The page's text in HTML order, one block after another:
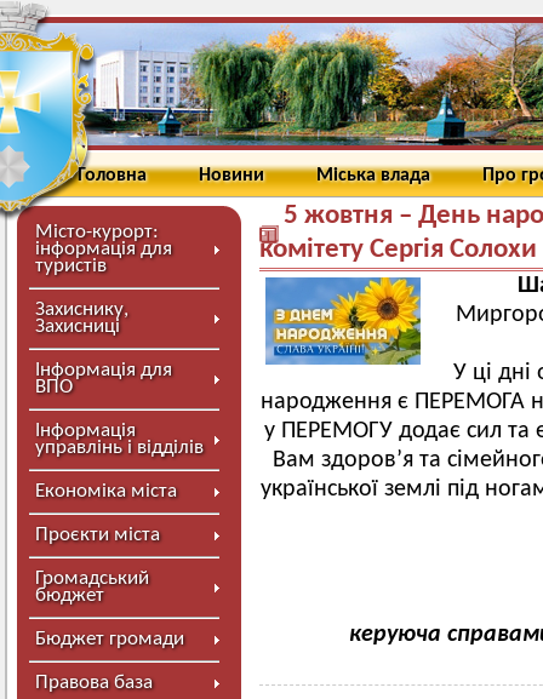
Головна Новини Міська влада Про
Місто-курорт:
інформація для
туристів
Захиснику,
Захисниці
Інформація для
ВПО
Інформація
управлінь і відділів
Економіка міста
Проєкти міста
Громадський
бюджет
Бюджет громади
Правова база
5 жовтня – День
комітету Сергія Солохи
У ці
народження є ПЕРЕМОГА
у ПЕРЕМОГУ додає сил та
Вам здоров’я та
української землі під
керуюча